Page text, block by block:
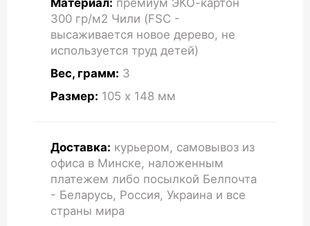
Материал: премиум ЭКО-картон
300 гр/м2 Чили (FSC -
высаживается новое дерево, не
используется труд детей)
Вес, грамм: 3
Размер: 105 x 148 мм
Доставка: курьером, самовывоз из
офиса в Минске, наложенным
платежем либо посылкой Белпочта
- Беларусь, Россия, Украина и все
страны мира